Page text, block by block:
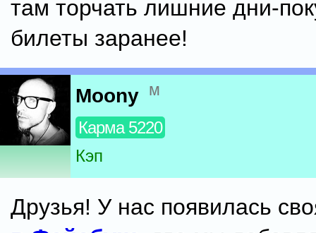
там торчать лишние дни-
билеты заранее!
Moony м
Карма 5220
Кэп
Друзья! У нас появилась